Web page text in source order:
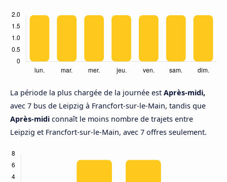
La période la plus chargée de la journée est Après-midi,
avec 7 bus de Leipzig à Francfort-sur-le-Main, tandis que
Après-midi connaît le moins nombre de trajets entre
Leipzig et Francfort-sur-le-Main, avec 7 offres seulement.